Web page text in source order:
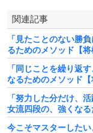
関連記事
「見たことのない勝
るためのメソッド【将
「同じことを繰り返
なるためのメソッド【
「努力した分だけ、
女流四段の、強くなる
今こそマスターした